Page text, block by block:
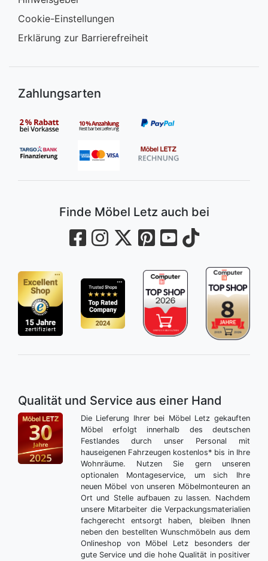
Cookie-Einstellungen
Erklärung zur Barrierefreiheit
Zahlungsarten
Finde Möbel Letz auch bei
Qualität und Service aus einer Hand
Die Lieferung Ihrer bei Möbel Letz gekauften
Möbel erfolgt innerhalb des deutschen
Festlandes durch unser Personal mit
hauseigenen Fahrzeugen kostenlos* bis in Ihre
Wohnräume. Nutzen Sie gern unseren
optionalen Montageservice, um sich Ihre
neuen Möbel von unseren Möbelmonteuren an
Ort und Stelle aufbauen zu lassen. Nachdem
unsere Mitarbeiter die Verpackungsmaterialien
fachgerecht entsorgt haben, bleiben Ihnen
neben den bestellten Wunschmöbeln aus dem
Onlineshop von Möbel Letz besonders der
gute Service und die hohe Qualität in positiver